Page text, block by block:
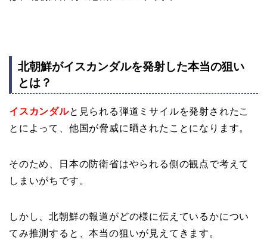
北朝鮮がイスカンダルを発射した本当の狙い
とは？
イスカンダルと見られる弾道ミサイルを発射されたこ
とによって、他国が脅威に晒されたことになります。
そのため、日本の防衛省はやられる側の観点で考えて
しまいがちです。
しかし、北朝鮮の報道がどの様に伝えているかについ
てみ推測すると、本当の狙いが見えてきます。